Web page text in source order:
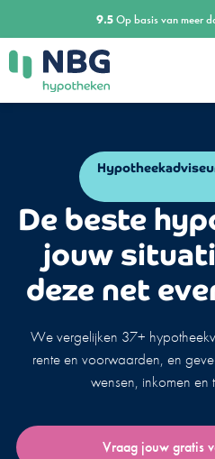
naar
de
inhoud
9.5Op basis van meer
De beste
jouw
deze net
We vergelijken 37+
rente en voorwaarden, en
wensen, inkomen en
Vraag jouw gratis